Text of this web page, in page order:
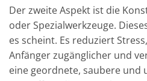
Der zweite Aspekt ist die
oder Spezialwerkzeuge.
es scheint. Es reduziert
Anfänger zugänglicher und
eine geordnete, saubere und